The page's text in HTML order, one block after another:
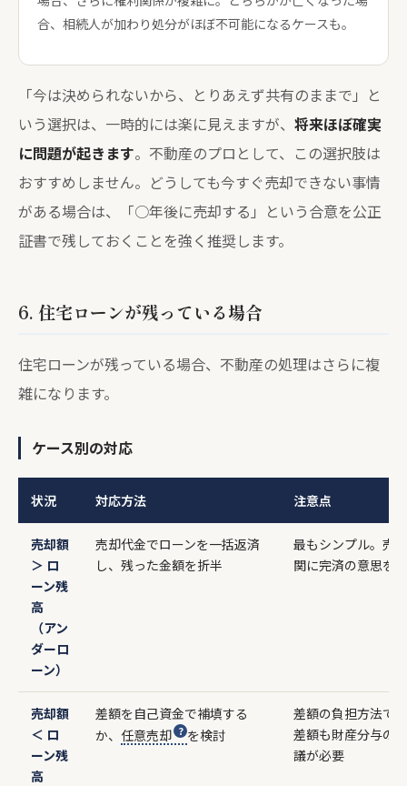
合、相続人が加わり処分がほぼ不可能になるケースも。
「今は決められないから、とりあえず共有のままで」と
いう選択は、一時的には楽に見えますが、 将来ほぼ確実
に問題が起きます。不動産のプロとして、この選択肢は
おすすめしません。どうしても今すぐ売却できない事情
がある場合は、「○年後に売却する」という合意を公正
証書で残しておくことを強く推奨します。
6. 住宅ローンが残っている場合
住宅ローンが残っている場合、不動産の処理はさらに複
雑になります。
ケース別の対応
状況 対応方法 注意点
売却額
＞ ロ
ーン残
高
（アン
ダーロ
ーン）
売却代金でローンを一括返済
し、残った金額を折半
最もシンプル。売
関に完済の意思を
売却額
＜ ロ
ーン残
高
差額を自己資金で補填する
か、 任意売却 を検討
差額の負担方法で
差額も財産分与の
議が必要